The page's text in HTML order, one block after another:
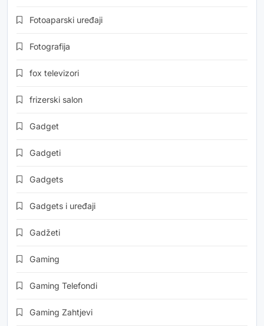
Fotoaparski uređaji
Fotografija
fox televizori
frizerski salon
Gadget
Gadgeti
Gadgets
Gadgets i uređaji
Gadžeti
Gaming
Gaming Telefondi
Gaming Zahtjevi